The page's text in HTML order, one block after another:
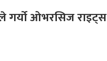
गर्यो ओभरसिज राइट्स